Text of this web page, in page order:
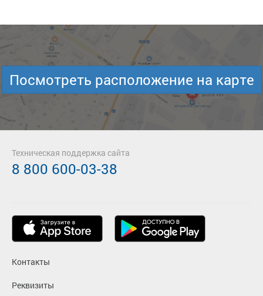
Посмотреть расположение на карте
Контакты
Реквизиты
Техническая поддержка сайта
8 800 600-03-38